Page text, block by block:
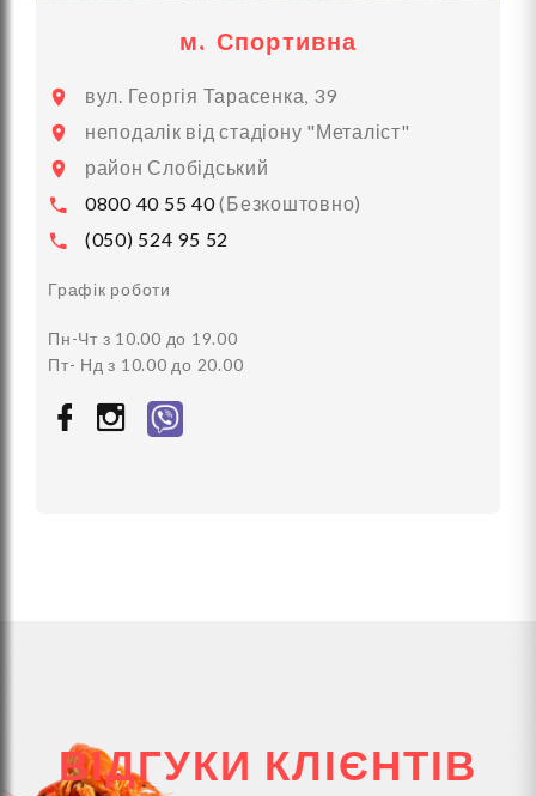
м. Спортивна
вул. Георгія Тарасенка, 39
неподалік від стадіону "Металіст"
район Слобідський
0800 40 55 40(Безкоштовно)
(050) 524 95 52
Графік роботи
Пн-Чт з 10.00 до 19.00
Пт- Нд з 10.00 до 20.00
ВІДГУКИ КЛІЄНТІВ